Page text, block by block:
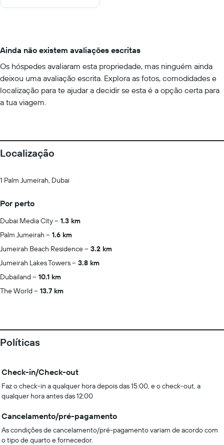
Ainda não existem avaliações escritas
Os hóspedes avaliaram esta propriedade, mas ninguém ainda
deixou uma avaliação escrita. Explora as fotos, comodidades e
localização para te ajudar a decidir se esta é a opção certa para
a tua viagem.
Localização
1 Palm Jumeirah, Dubai
Por perto
Dubai Media City
1.3 km
Palm Jumeirah
1.6 km
Jumeirah Beach Residence
3.2 km
Jumeirah Lakes Towers
3.8 km
Dubailand
10.1 km
The World
13.7 km
Políticas
Check-in/Check-out
Faz o check-in a qualquer hora depois das 15:00, e o check-out, a
qualquer hora antes das 12:00
Cancelamento/pré-pagamento
As condições de cancelamento/pré-pagamento variam de acordo com
o tipo de quarto e fornecedor.